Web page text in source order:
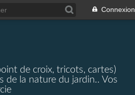
Connexion
de croix, tricots, cartes)
de la nature du jardin.. Vos